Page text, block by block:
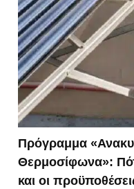
Πρόγραμμα
Θερμοσίφωνα»:
και οι